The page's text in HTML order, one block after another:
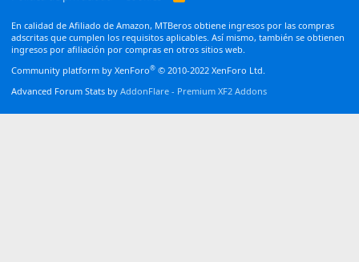
En calidad de Afiliado de Amazon, MTBeros obtiene ingresos por las compras
adscritas que cumplen los requisitos aplicables. Así mismo, también se obtienen
ingresos por afiliación por compras en otros sitios web.
Community platform by XenForo® © 2010-2022 XenForo Ltd.
Advanced Forum Stats by AddonFlare - Premium XF2 Addons